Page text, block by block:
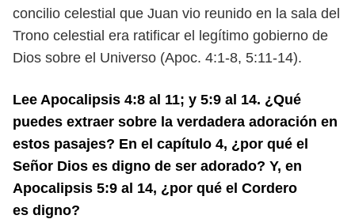
concilio celestial que Juan vio reunido en la sala del
Trono celestial era ratificar el
legítimo gobierno de
Dios sobre el Universo (Apoc. 4:1-8, 5:11-14).
Lee Apocalipsis 4:8 al 11; y 5:9 al 14. ¿Qué
puedes extraer sobre la verdadera adoración en
estos pasajes? En el capítulo 4, ¿por qué el
Señor Dios es digno de ser adorado? Y, en
Apocalipsis 5:9 al 14, ¿por qué el Cordero
es digno?